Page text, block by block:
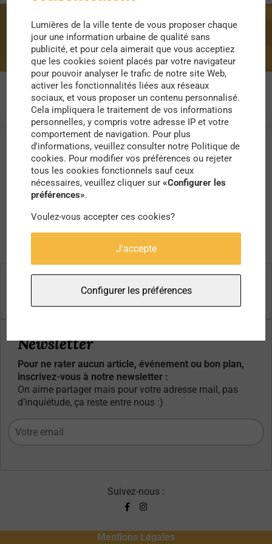
graffiti
Newsletter
Pour ne rater aucun article, événement ou bon plan,
inscrivez-vous à notre newsletter :
On aime partager mais pour votre adresse mail, pas
d’inquiétude, ça reste entre nous :)
Suivez-nous :
Mentions Légales
Lumières de la ville tente de vous proposer chaque
jour une information urbaine de qualité sans
publicité, et pour cela aimerait que vous acceptiez
que les cookies soient placés par votre navigateur
pour pouvoir analyser le trafic de notre site Web,
activer les fonctionnalités liées aux réseaux
sociaux, et vous proposer un contenu personnalisé.
Cela impliquera le traitement de vos informations
personnelles, y compris votre adresse IP et votre
comportement de navigation. Pour plus
d'informations, veuillez consulter notre Politique de
cookies. Pour modifier vos préférences ou rejeter
tous les cookies fonctionnels sauf ceux
nécessaires, veuillez cliquer sur«Configurer les
préférences».
Voulez-vous accepter ces cookies?
J'accepte
Configurer les préférences